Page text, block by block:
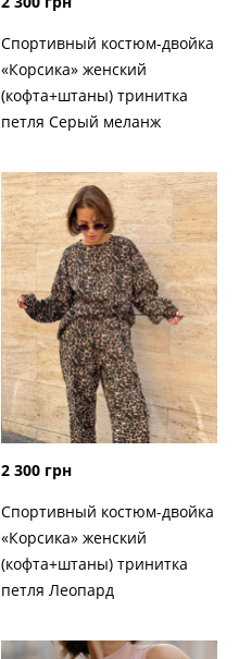
Спортивный костюм-двойка
«Корсика» женский
(кофта+штаны) тринитка
петля Серый меланж
2 300 грн
Спортивный костюм-двойка
«Корсика» женский
(кофта+штаны) тринитка
петля Леопард